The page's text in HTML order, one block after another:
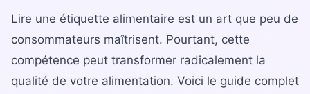
COMPLÉMENTS
La Diet Box
Lire une étiquette alimentaire est un art que peu de
consommateurs maîtrisent. Pourtant, cette
compétence peut transformer radicalement la
qualité de votre alimentation. Voici le guide complet